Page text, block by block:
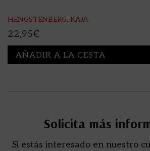
HENGSTENBERG, KAJA
22,95€
AÑADIR A LA CESTA
Solicita más
Si estás interesado en nuestro